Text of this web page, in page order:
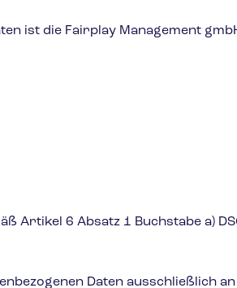
ist die Fairplay Management
6 Absatz 1 Buchstabe a)
Daten ausschließlich